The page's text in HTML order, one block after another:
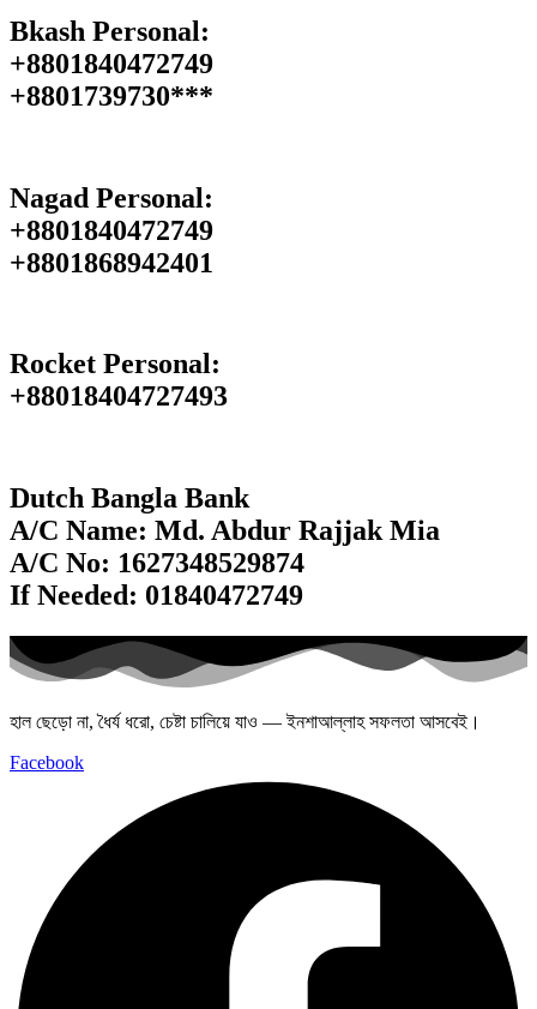
Bkash Personal:
+8801840472749
+8801739730***
Nagad Personal:
+8801840472749
‪+8801868942401
Rocket Personal:
+88018404727493
Dutch Bangla Bank
A/C Name: Md. Abdur Rajjak Mia
A/C No: 1627348529874
If Needed: 01840472749
হাল ছেড়ো না, ধৈর্য ধরো, চেষ্টা চালিয়ে যাও — ইনশাআল্লাহ সফলতা আসবেই।
Facebook